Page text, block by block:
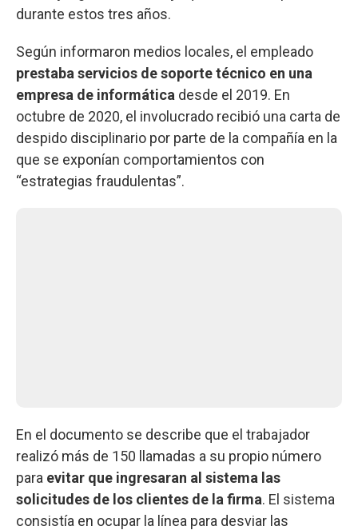
durante estos tres años.
Según informaron medios locales, el empleado
prestaba servicios de soporte técnico en una
empresa de informática desde el 2019. En
octubre de 2020, el involucrado recibió una carta de
despido disciplinario por parte de la compañía en la
que se exponían comportamientos con
“estrategias fraudulentas”.
En el documento se describe que el trabajador
realizó más de 150 llamadas a su propio número
para evitar que ingresaran al sistema las
solicitudes de los clientes de la firma. El sistema
consistía en ocupar la línea para desviar las